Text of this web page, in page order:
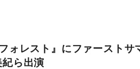
ォレスト』にファーストサ
ら出演